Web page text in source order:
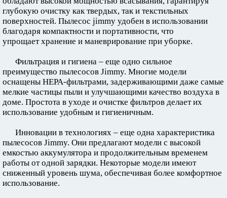
глубокую очистку как твердых, так и текстильных
поверхностей. Пылесос jimmy удобен в использовании
благодаря компактности и портативности, что
упрощает хранение и маневрирование при уборке.
Фильтрация и гигиена – еще одно сильное
преимущество пылесосов Jimmy. Многие модели
оснащены HEPA-фильтрами, задерживающими даже самые
мелкие частицы пыли и улучшающими качество воздуха в
доме. Простота в уходе и очистке фильтров делает их
использование удобным и гигиеничным.
Инновации в технологиях – еще одна характеристика
пылесосов Jimmy. Они предлагают модели с высокой
емкостью аккумулятора и продолжительным временем
работы от одной зарядки. Некоторые модели имеют
сниженный уровень шума, обеспечивая более комфортное
использование.